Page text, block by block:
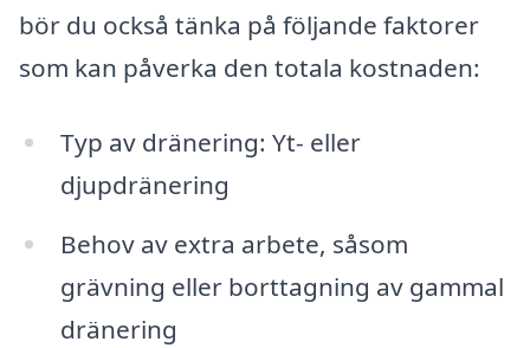
bör du också tänka på följande faktorer
som kan påverka den totala kostnaden:
Typ av dränering: Yt- eller
djupdränering
Behov av extra arbete, såsom
grävning eller borttagning av gammal
dränering